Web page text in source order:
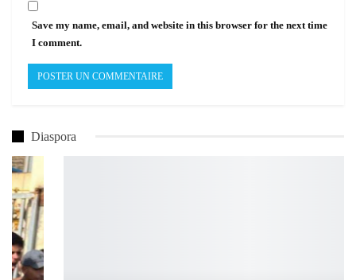
Save my name, email, and website in this browser for the next time
I comment.
Diaspora